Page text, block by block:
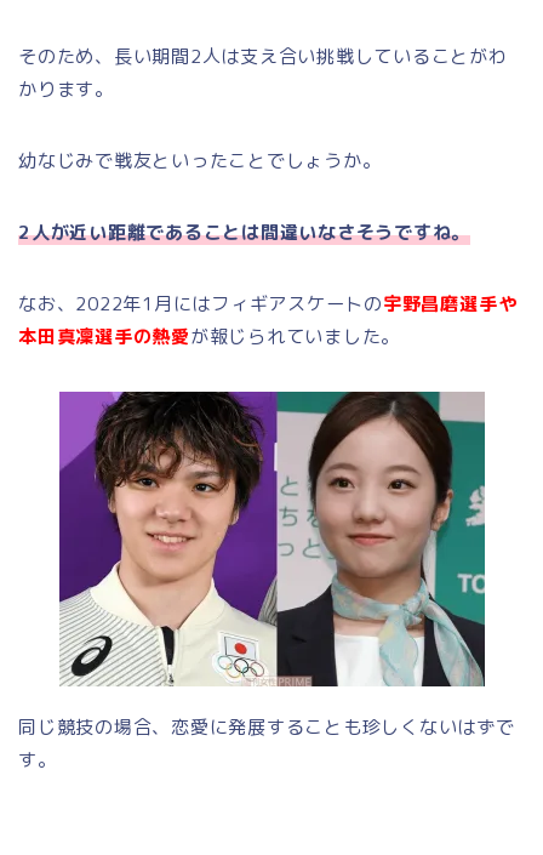
そのため、長い期間2人は支え合い挑戦していることがわ
かります。
幼なじみで戦友といったことでしょうか。
2人が近い距離であることは間違いなさそうですね。
なお、2022年1月にはフィギアスケートの宇野昌磨選手や
本田真凜選手の熱愛が報じられていました。
同じ競技の場合、恋愛に発展することも珍しくないはずで
す。